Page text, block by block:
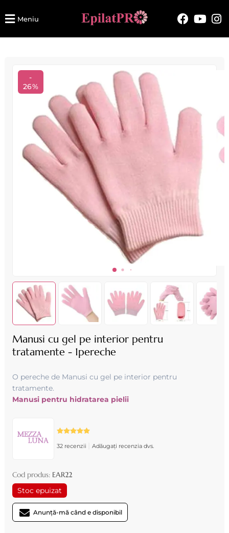
Meniu
-
26%
Manusi cu gel pe interior pentru
tratamente - 1pereche
O pereche de Manusi cu gel pe interior pentru
tratamente.
Manusi pentru hidratarea pielii
32 recenzii Adăugați recenzia dvs.
Cod produs: EAR22
Stoc epuizat
Anunță-mă când e disponibil